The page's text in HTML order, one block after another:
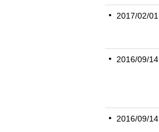
2017/02/01
2016/09/14
2016/09/14